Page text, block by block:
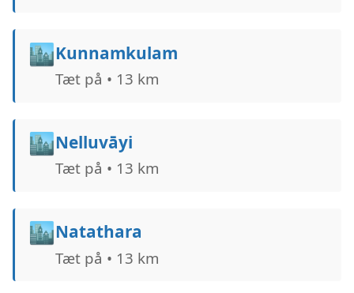
🏙️Kunnamkulam
Tæt på • 13 km
🏙️Nelluvāyi
Tæt på • 13 km
🏙️Natathara
Tæt på • 13 km